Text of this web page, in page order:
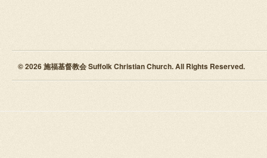
© 2026 施福基督教会 Suffolk Christian Church. All Rights Reserved.